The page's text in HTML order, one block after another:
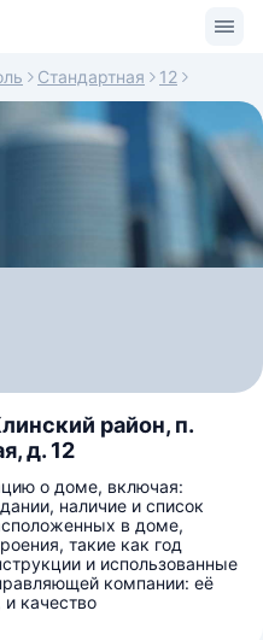
Стандартная 12
район, п.
д. 12
о доме, включая:
наличие и список
в доме,
такие как год
и использованные
компании: её
качество